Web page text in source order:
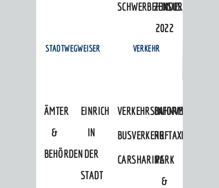
ZENSUS
2022
STADTWEGWEISER
ÄMTER
&
BEHÖRDEN
EINRICHTUNGEN
IN
DER
STADT
VERKEHR
VERKEHRSINFORMATIONEN
BAHNVERKEHR
BUSVERKEHRRUFTAXI
CARSHARINGPARK
&
Einrichtungen in der Stadt
Bahnverkehr
Carsharing
Park & Ride